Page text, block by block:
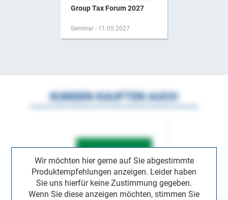
Group Tax Forum 2027
Seminar - 11.05.2027
Wir möchten hier gerne auf Sie abgestimmte
Produktempfehlungen anzeigen. Leider haben
Sie uns hierfür keine Zustimmung gegeben.
Wenn Sie diese anzeigen möchten, stimmen Sie
KUNDEN KAUFTEN AUCH